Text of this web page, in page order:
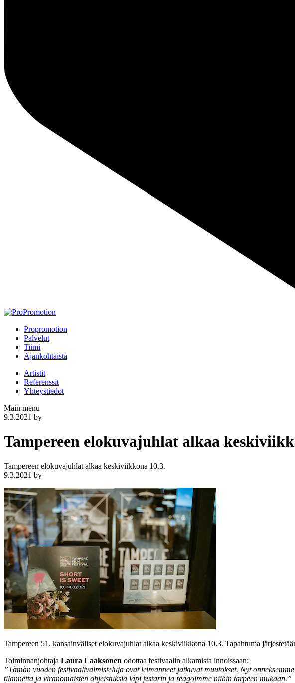
Propromotion
Palvelut
Tiimi
Ajankohtaista
Artistit
Referenssit
Yhteystiedot
Main menu
9.3.2021 by
Tampereen elokuvajuhlat alkaa
Tampereen elokuvajuhlat alkaa keskiviikkona 10.3.
9.3.2021 by
Tampereen 51. kansainväliset elokuvajuhlat alkaa keskiviikkona 10.3. Tapahtuma
Toiminnanjohtaja Laura Laaksonen odottaa festivaalin alkamista innoissaan:
”Tämän vuoden festivaalivalmisteluja ovat leimanneet jatkuvat muutokset. Nyt
tilannetta ja viranomaisten ohjeistuksia läpi festarin ja reagoimme niihin tarpeen mukaan.”